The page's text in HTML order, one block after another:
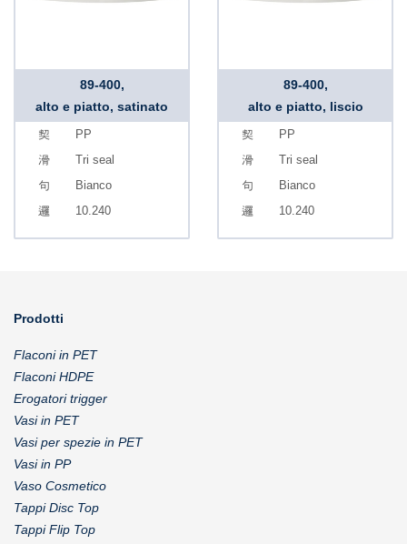
89-400,
alto e piatto, satinato
PP
Tri seal
Bianco
10.240
89-400,
alto e piatto, liscio
PP
Tri seal
Bianco
10.240
Prodotti
Flaconi in PET
Flaconi HDPE
Erogatori trigger
Vasi in PET
Vasi per spezie in PET
Vasi in PP
Vaso Cosmetico
Tappi Disc Top
Tappi Flip Top